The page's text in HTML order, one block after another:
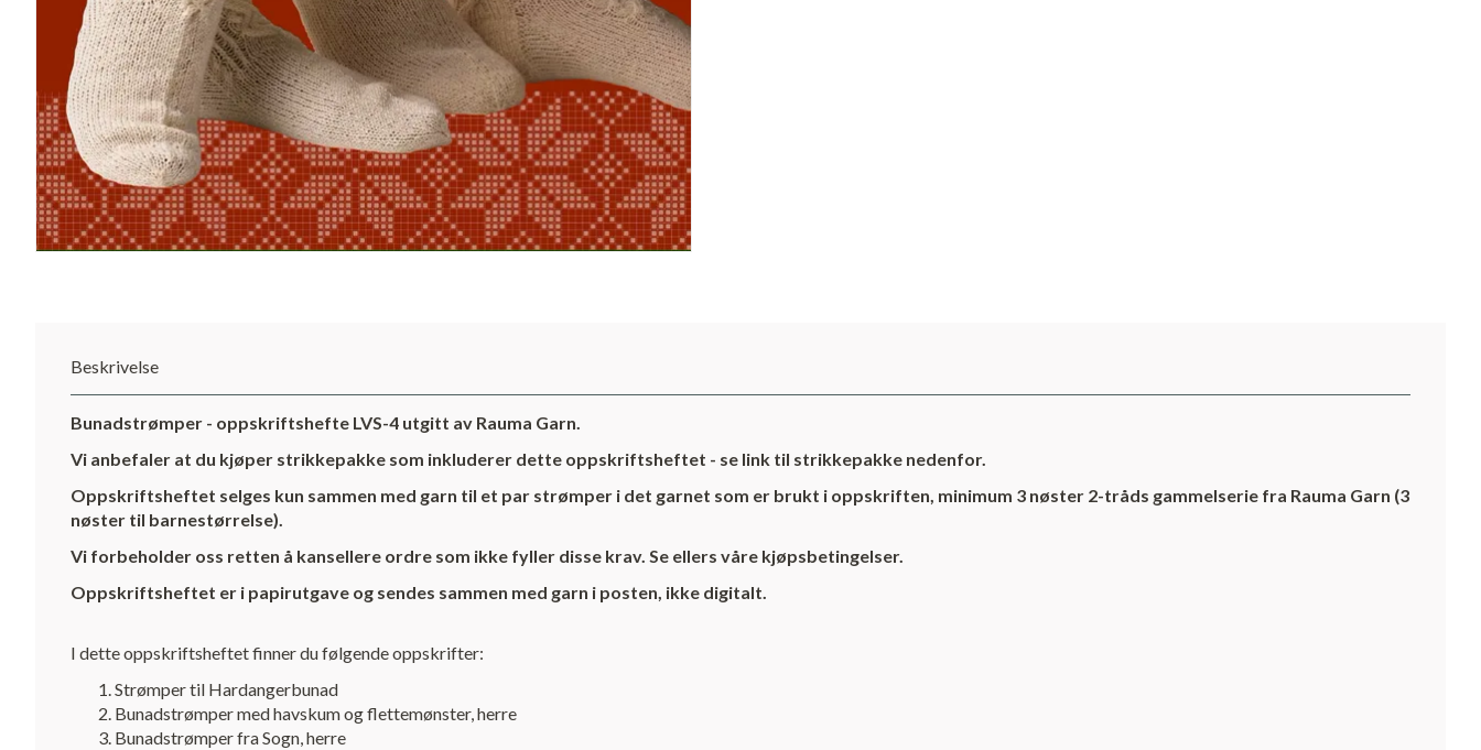
Beskrivelse
Bunadstrømper - oppskriftshefte LVS-4 utgitt av Rauma Garn.
Vi anbefaler at du kjøper strikkepakke som inkluderer dette oppskriftsheftet - se link til strikkepakke nedenfor.
Oppskriftsheftet selges kun sammen med garn til et par strømper i det garnet som er brukt i oppskriften, minimum 3 nøster 2-tråds gammelserie fra Rauma Garn (3
nøster til barnestørrelse).
Vi forbeholder oss retten å kansellere ordre som ikke fyller disse krav. Se ellers våre kjøpsbetingelser.
Oppskriftsheftet er i papirutgave og sendes sammen med garn i posten, ikke digitalt.
I dette oppskriftsheftet finner du følgende oppskrifter:
Strømper til Hardangerbunad
Bunadstrømper med havskum og flettemønster, herre
Bunadstrømper fra Sogn, herre